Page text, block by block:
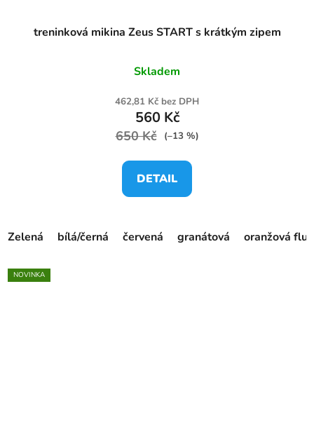
treninková mikina Zeus START s krátkým zipem
Skladem
462,81 Kč bez DPH
560 Kč
650 Kč (–13 %)
DETAIL
Zelená bílá/černá červená granátová oranžová fluo
NOVINKA